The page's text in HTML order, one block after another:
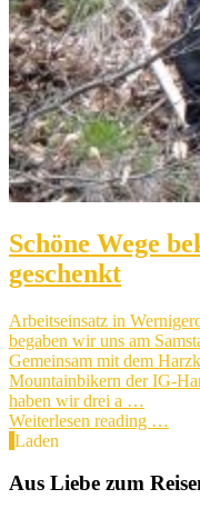
Schöne Wege
geschenkt
Arbeitseinsatz in
begaben wir uns am
Gemeinsam mit dem
Mountainbikern der IG-
haben wir drei a …
Weiterlesen reading …
Laden
Aus Liebe zum